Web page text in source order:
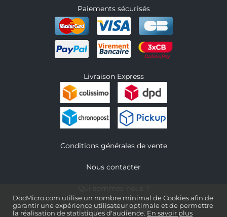
DocMicro.com utilise un nombre minimal de Cookies afin de
garantir une expérience utilisateur optimale et de permettre
la réalisation de statistiques d'audience. En savoir plus
Paiements sécurisés
Livraison Express
Conditions générales de vente
Nous contacter
Informations légales